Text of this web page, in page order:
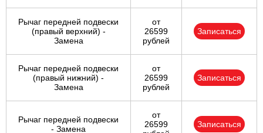
Рычаг передней подвески
(правый верхний) -
Замена
от
26599
рублей
Записаться
Рычаг передней подвески
(правый нижний) -
Замена
от
26599
рублей
Записаться
Рычаг передней подвески
- Замена
от
26599
Записаться